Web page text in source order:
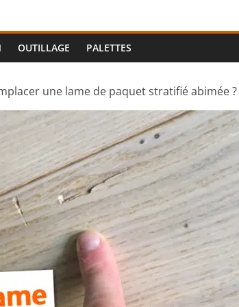
OUTILLAGE PALETTES
une lame de paquet stratifié abimée ?